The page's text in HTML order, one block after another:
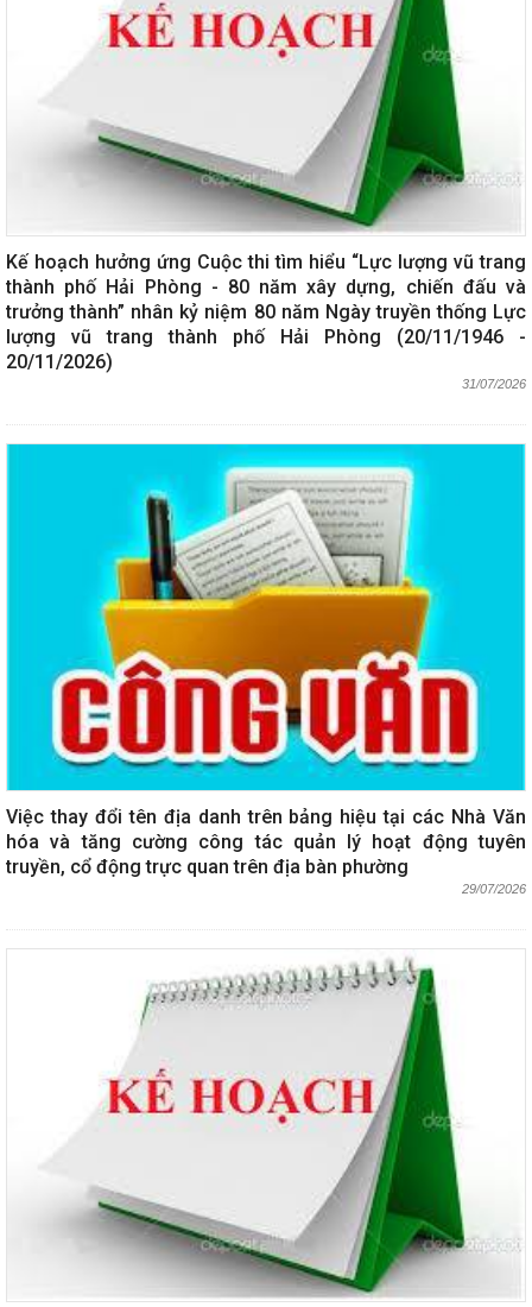
Kế hoạch hưởng ứng Cuộc thi tìm hiểu “Lực lượng vũ trang
thành phố Hải Phòng - 80 năm xây dựng, chiến đấu và
trưởng thành” nhân kỷ niệm 80 năm Ngày truyền thống Lực
lượng vũ trang thành phố Hải Phòng (20/11/1946 -
20/11/2026)
31/07/2026
Việc thay đổi tên địa danh trên bảng hiệu tại các Nhà Văn
hóa và tăng cường công tác quản lý hoạt động tuyên
truyền, cổ động trực quan trên địa bàn phường
29/07/2026